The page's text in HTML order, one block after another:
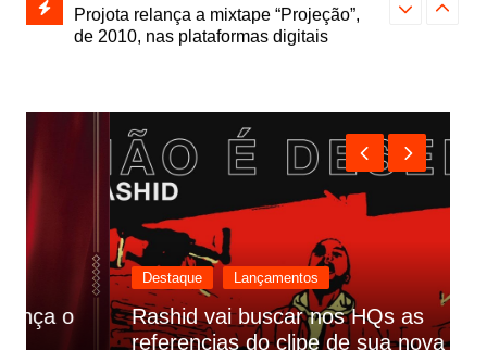
autoral,
de 2010, nas plataformas digitais
Destaque Lançamentos
Rashid vai buscar nos HQs as
referencias do clipe de sua nova